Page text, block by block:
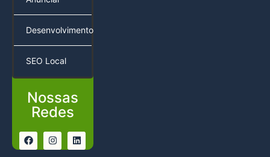
Desenvolvimento
SEO Local
Nossas
Redes